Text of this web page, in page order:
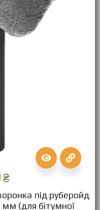
₴
під руберойд
(для бітумної